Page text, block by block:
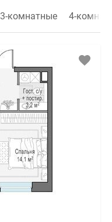
3-комнатные 4-